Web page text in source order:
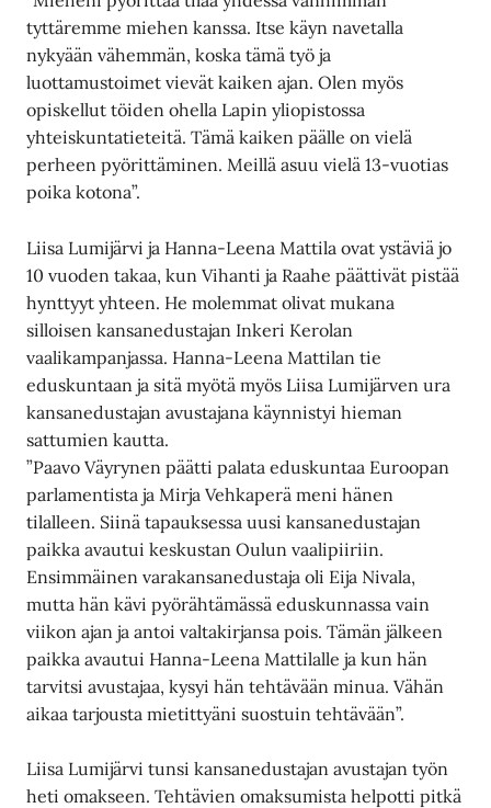
tyttäremme miehen kanssa. Itse käyn navetalla
nykyään vähemmän, koska tämä työ ja
luottamustoimet vievät kaiken ajan. Olen myös
opiskellut töiden ohella Lapin yliopistossa
yhteiskuntatieteitä. Tämä kaiken päälle on vielä
perheen pyörittäminen. Meillä asuu vielä 13-vuotias
poika kotona”.
Liisa Lumijärvi ja Hanna-Leena Mattila ovat ystäviä jo
10 vuoden takaa, kun Vihanti ja Raahe päättivät pistää
hynttyyt yhteen. He molemmat olivat mukana
silloisen kansanedustajan Inkeri Kerolan
vaalikampanjassa. Hanna-Leena Mattilan tie
eduskuntaan ja sitä myötä myös Liisa Lumijärven ura
kansanedustajan avustajana käynnistyi hieman
sattumien kautta.
”Paavo Väyrynen päätti palata eduskuntaa Euroopan
parlamentista ja Mirja Vehkaperä meni hänen
tilalleen. Siinä tapauksessa uusi kansanedustajan
paikka avautui keskustan Oulun vaalipiiriin.
Ensimmäinen varakansanedustaja oli Eija Nivala,
mutta hän kävi pyörähtämässä eduskunnassa vain
viikon ajan ja antoi valtakirjansa pois. Tämän jälkeen
paikka avautui Hanna-Leena Mattilalle ja kun hän
tarvitsi avustajaa, kysyi hän tehtävään minua. Vähän
aikaa tarjousta mietittyäni suostuin tehtävään”.
Liisa Lumijärvi tunsi kansanedustajan avustajan työn
heti omakseen. Tehtävien omaksumista helpotti pitkä